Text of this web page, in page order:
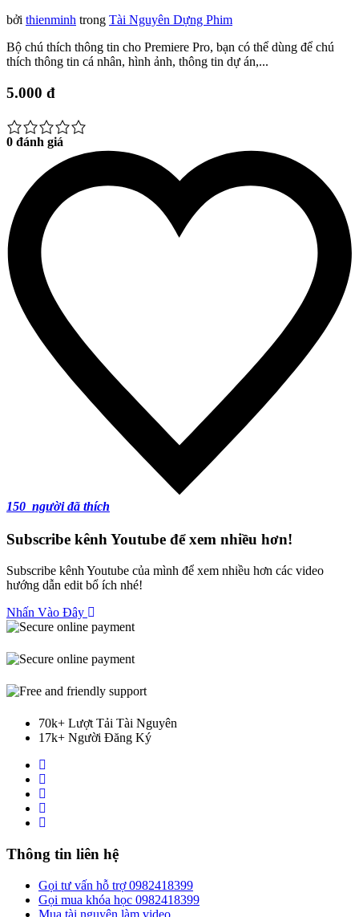
bởi thienminh trong Tài Nguyên Dựng Phim
Bộ chú thích thông tin cho Premiere Pro, bạn có thể dùng để chú
thích thông tin cá nhân, hình ảnh, thông tin dự án,...
5.000 đ
0 đánh giá
150 người đã thích
Subscribe kênh Youtube để xem nhiều hơn!
Subscribe kênh Youtube của mình để xem nhiều hơn các video
hướng dẫn edit bổ ích nhé!
Nhấn Vào Đây
70k+ Lượt Tải Tài Nguyên
17k+ Người Đăng Ký
Thông tin liên hệ
Gọi tư vấn hỗ trợ 0982418399
Gọi mua khóa học 0982418399
Mua tài nguyên làm video